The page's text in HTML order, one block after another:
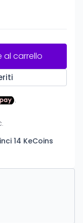
al carrello
14 KeCoins